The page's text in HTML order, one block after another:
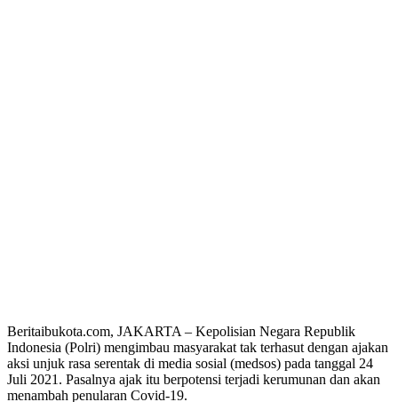
Beritaibukota.com, JAKARTA – Kepolisian Negara Republik
Indonesia (Polri) mengimbau masyarakat tak terhasut dengan ajakan
aksi unjuk rasa serentak di media sosial (medsos) pada tanggal 24
Juli 2021. Pasalnya ajak itu berpotensi terjadi kerumunan dan akan
menambah penularan Covid-19.